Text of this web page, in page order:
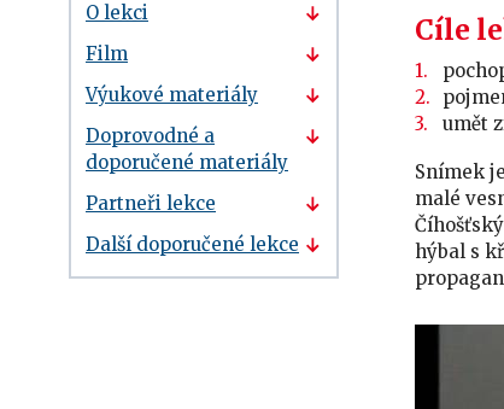
O lekci
Film
Výukové materiály
Doprovodné a
doporučené materiály
Partneři lekce
Další doporučené lekce
Cíle
umět
Snímek
malé
hýbal s